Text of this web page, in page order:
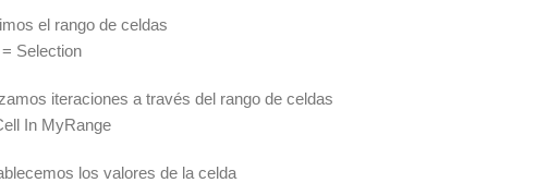
el rango de celdas
Selection
iteraciones a través del rango de celdas
In MyRange
los valores de la celda